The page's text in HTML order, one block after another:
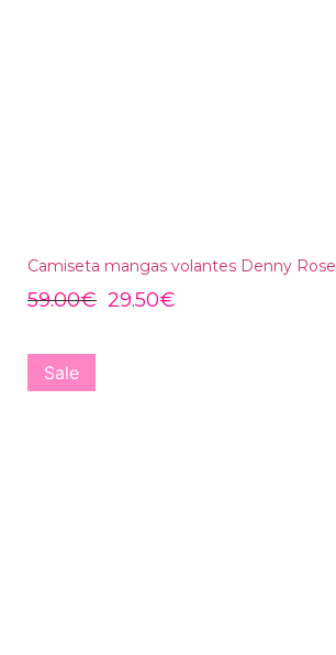
Camiseta mangas volantes Denny Rose
59.00€ 29.50€
Sale